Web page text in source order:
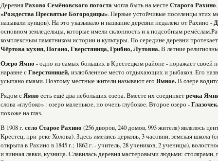
ДеревняРахово Семёновского погостамогла быть на местеСтарого Рахино
«Рождества Пресвятые Богородицы». Первые устойчивые поселенцы этих
называли купцов). На это указывало и название деревни недалеко от Рахино -
основном земледельцы, которые имели склонность и к подсобным
комплексным памятником истории и культуры. По середине деревни
Чёртова кухня, Погано, Гверстяница, Грибно, Лутовна.В летние
Озеро Ямно - одно из самых больших в Крестецком районе - поражает своей
наравне сГверстяницей, излюбленное место отдыхающих и рыбаков. Его
усыпано ямами. Поэтому местные жители называют его Ямное.В озере
Рядом сЯмно есть ещё два небольших озера. Вместе их соединяетречка
слова «глубоко» : озеро маленькое, но очень глубокое. Второе озеро -Глазочек.
похоже на глаз.
В 1908 г.село Старое Рахино (256 дворов, 240 домов, 993 жителя) являлось
Крестец, при реке Холова). Здесь имелись церковь, 3 часовни, земская школа
открыта в Рахино в 1845 г.; 1862 г. - учитель, 28 учеников, 2 ученицы),
и винная лавки, кузница. Славилась деревня мастеровыми людьми: